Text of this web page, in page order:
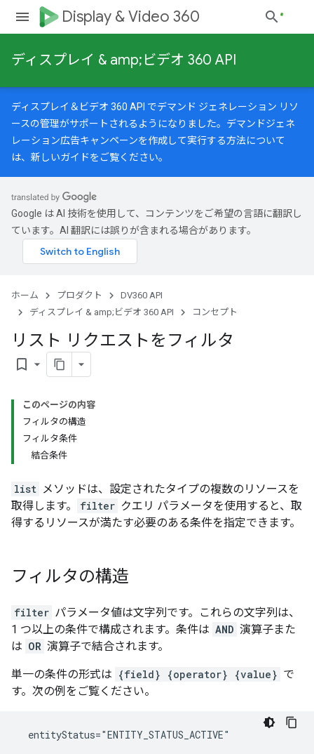
Display & Video 360
ディスプレイ & amp;ビデオ 360 API
ディスプレイ＆ビデオ 360 API でデマンド ジェネレーション リソ
ースの管理がサポートされるようになりました。デマンドジェネ
レーション広告キャンペーンを作成して実行する方法について
は、 新しいガイドをご覧ください。
Google は AI 技術を使用して、コンテンツをご希望の言語に翻訳し
ています。AI 翻訳には誤りが含まれる場合があります。
ホーム プロダクト
DV360 API
ディスプレイ & amp;ビデオ 360 API
コンセプト
リスト リクエストをフィルタ
bookmark_border
このページの内容
フィルタの構造
フィルタ条件
結合条件
list メソッドは、設定されたタイプの複数のリソースを
取得します。
filter クエリ パラメータを使用すると、取
得するリソースが満たす必要のある条件を指定できます。
フィルタの構造
filter パラメータ値は文字列です。これらの文字列は、
1 つ以上の条件で構成されます。条件は AND 演算子また
は OR 演算子で結合されます。
単一の条件の形式は {field} {operator} {value} で
す。次の例をご覧ください。
  entityStatus="ENTITY_STATUS_ACTIVE"